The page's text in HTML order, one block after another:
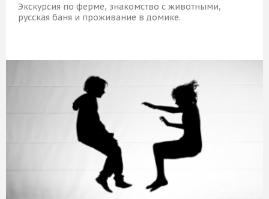
Экскурсия по ферме, знакомство с животными,
русская баня и проживание в домике.